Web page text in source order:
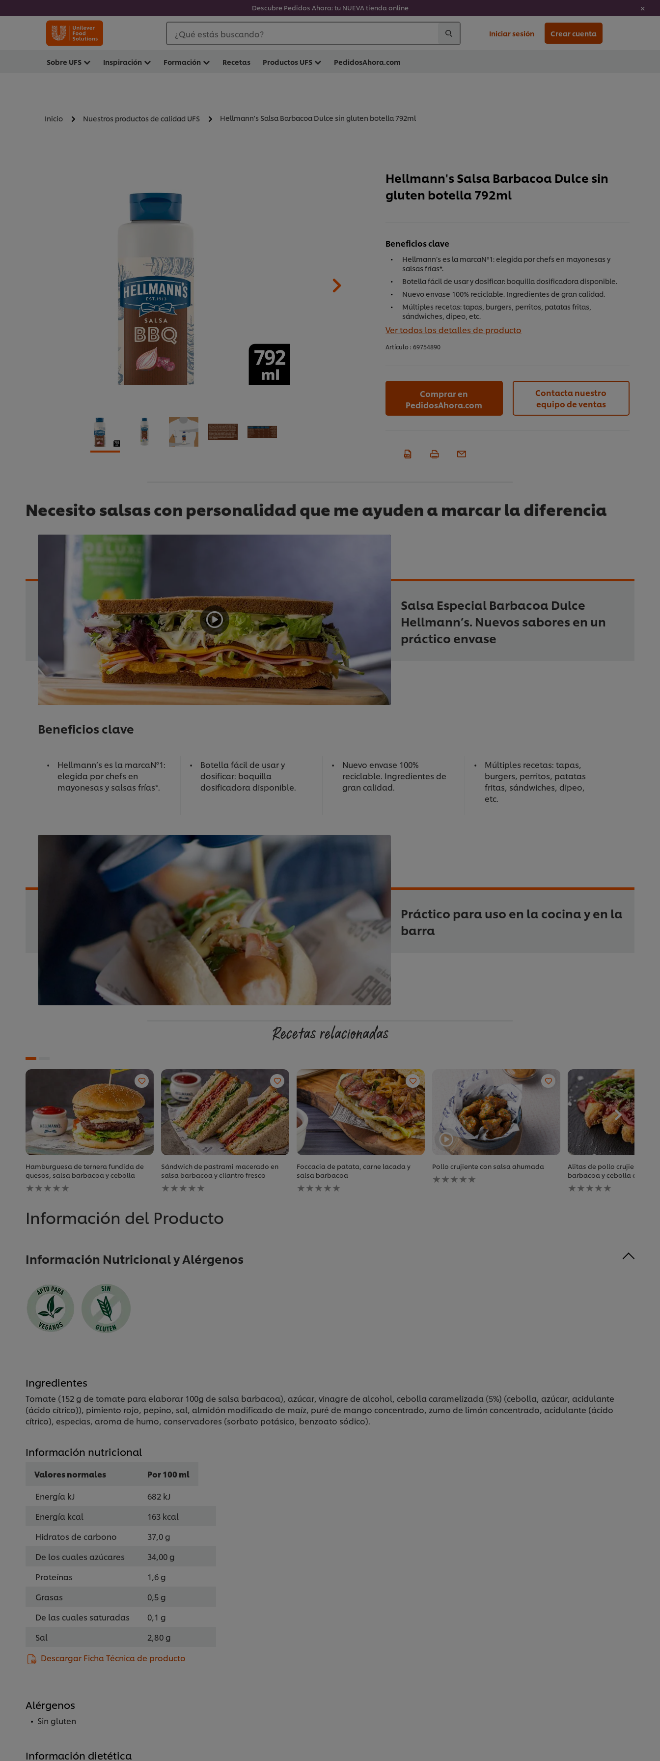
Descubre Pedidos Ahora: tu NUEVA tienda online
¿Qué estás buscando? Iniciar sesión Crear cuenta
Sobre UFS Inspiración Formación Recetas Productos UFS PedidosAhora.com
Inicio Nuestros productos de calidad UFS Hellmann's Salsa Barbacoa Dulce sin gluten botella 792ml
Hellmann's Salsa Barbacoa Dulce sin
gluten botella 792ml
Beneficios clave
Hellmann’s es la marcaNº1: elegida por chefs en mayonesas y
salsas frías*.
Botella fácil de usar y dosificar: boquilla dosificadora disponible.
Nuevo envase 100% reciclable. Ingredientes de gran calidad.
Múltiples recetas: tapas, burgers, perritos, patatas fritas,
sándwiches, dipeo, etc.
Ver todos los detalles de producto
Artículo : 69754890
Comprar en
PedidosAhora.com
Contacta nuestro
equipo de ventas
Necesito salsas con personalidad que me ayuden a marcar la diferencia
Salsa Especial Barbacoa Dulce
Hellmann’s. Nuevos sabores en un
práctico envase
Beneficios clave
Hellmann’s es la marcaNº1:
elegida por chefs en
mayonesas y salsas frías*.
Botella fácil de usar y
dosificar: boquilla
dosificadora disponible.
Nuevo envase 100%
reciclable. Ingredientes de
gran calidad.
Múltiples recetas: tapas,
burgers, perritos, patatas
fritas, sándwiches, dipeo,
etc.
Práctico para uso en la cocina y en la
barra
Recetas relacionadas
Hamburguesa de ternera fundida de
quesos, salsa barbacoa y cebolla
No
se
calificaciones
Sándwich de pastrami macerado en
salsa barbacoa y cilantro fresco
No
se
calificaciones
Foccacia de patata, carne lacada y
salsa barbacoa
No
se
Pollo crujiente con salsa ahumada
No
se
Alitas de pollo crujientes
barbacoa y cebolla
No
se
Información del Producto
Información Nutricional y Alérgenos
Ingredientes
Tomate (152 g de tomate para elaborar 100g de salsa barbacoa), azúcar, vinagre de alcohol, cebolla caramelizada (5%) (cebolla, azúcar, acidulante
(ácido cítrico)), pimiento rojo, pepino, sal, almidón modificado de maíz, puré de mango concentrado, zumo de limón concentrado, acidulante (ácido
cítrico), especias, aroma de humo, conservadores (sorbato potásico, benzoato sódico).
Información nutricional
Valores normales
Por 100 ml
Energía kJ
682 kJ
Energía kcal
163 kcal
Hidratos de carbono
37,0 g
De los cuales azúcares
34,00 g
Proteínas
1,6 g
Grasas
0,5 g
De las cuales saturadas
0,1 g
Sal
2,80 g
Descargar Ficha Técnica de producto
Alérgenos
Sin gluten
Información dietética